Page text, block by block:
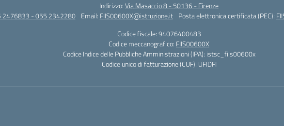
Indirizzo:Via Masaccio 8 - 50136 - Firenze
2476833 - 055 2342280 Email: FIIS00600X@istruzione.it Posta elettronica certificata (PEC):
Codice fiscale: 94076400483
Codice meccanografico: FIIS00600X
Codice Indice delle Pubbliche Amministrazioni (IPA): istsc_fiis00600x
Codice unico di fatturazione (CUF): UFIDFI